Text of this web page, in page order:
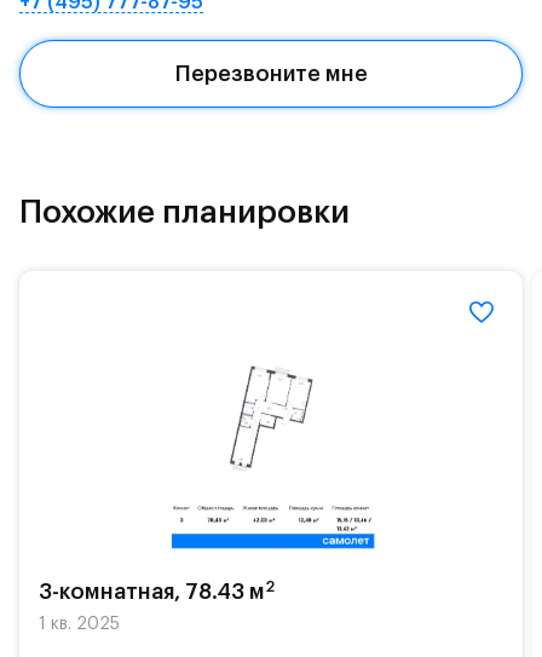
Красногорское и Рублево-Успенское шоссе.
Поблизости расположено новое наземное метро
МЦД «Одинцово».
Территория леса доступна для пеших и
Расположение позволяет вести здоровый образ
жизни и регулярно заниматься спортом, как на
свежем воздухе, так и в спортзале. Для комфортной
жизни есть вся необходимая инфраструктура.
На территории квартала возведут детский сад и
школу. Также для наиболее одарённых детей есть
«Жуковка».
Перезвоните мне
Похожие планировки
3-комнатная, 78.43 м2
1 кв. 2025